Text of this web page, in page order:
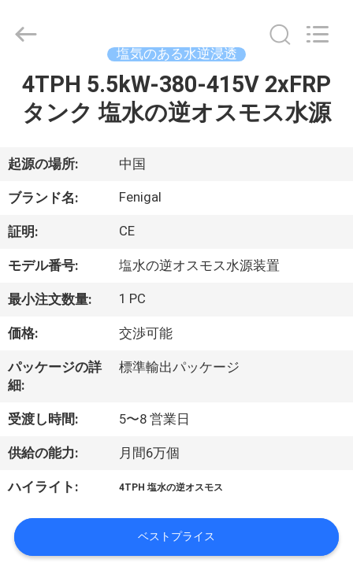
家
ロ
ダ
ク
ト
私
に
つ
い
て
工
2026
Technology
塩気のある水逆浸透
4TPH 5.5kW-380-415V 2xFRP
タンク 塩水の逆オスモス水源
起源の場所: 中国
ブランド名: Fenigal
証明: CE
モデル番号: 塩水の逆オスモス水源装置
最小注文数量: 1 PC
価格: 交渉可能
パッケージの詳
細:
標準輸出パッケージ
受渡し時間: 5〜8 営業日
供給の能力: 月間6万個
ハイライト: 4TPH 塩水の逆オスモス
ベストプライス